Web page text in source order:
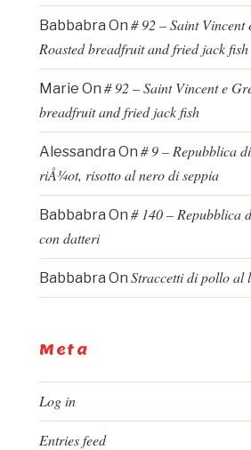
Babbabra On # 92 – Saint Vincent
Roasted breadfruit and fried jack fish
Marie On # 92 – Saint Vincent e
breadfruit and fried jack fish
Alessandra On # 9 – Repubblica
riÅ¾ot, risotto al nero di seppia
Babbabra On # 140 – Repubblica
con datteri
Babbabra On Straccetti di pollo al
Meta
Log in
Entries feed